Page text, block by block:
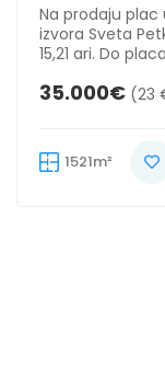
Na prodaju plac
izvora Sveta
15,21 ari. Do
35.000€ (23
1521m²